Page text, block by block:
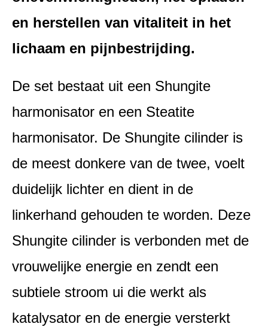
en herstellen van vitaliteit in het
lichaam en pijnbestrijding.
De set bestaat uit een Shungite
harmonisator en een Steatite
harmonisator. De Shungite cilinder is
de meest donkere van de twee, voelt
duidelijk lichter en dient in de
linkerhand gehouden te worden. Deze
Shungite cilinder is verbonden met de
vrouwelijke energie en zendt een
subtiele stroom ui die werkt als
katalysator en de energie versterkt